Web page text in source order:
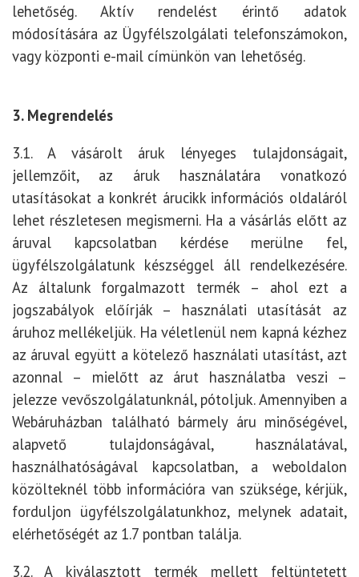
lehetőség. Aktív rendelést érintő adatok
módosítására az Ügyfélszolgálati telefonszámokon,
vagy központi e-mail címünkön van lehetőség.
3. Megrendelés
3.1. A vásárolt áruk lényeges tulajdonságait,
jellemzőit, az áruk használatára vonatkozó
utasításokat a konkrét árucikk információs oldaláról
lehet részletesen megismerni. Ha a vásárlás előtt az
áruval kapcsolatban kérdése merülne fel,
ügyfélszolgálatunk készséggel áll rendelkezésére.
Az általunk forgalmazott termék – ahol ezt a
jogszabályok előírják – használati utasítását az
áruhoz mellékeljük. Ha véletlenül nem kapná kézhez
az áruval együtt a kötelező használati utasítást, azt
azonnal – mielőtt az árut használatba veszi –
jelezze vevőszolgálatunknál, pótoljuk. Amennyiben a
Webáruházban található bármely áru minőségével,
alapvető tulajdonságával, használatával,
használhatóságával kapcsolatban, a weboldalon
közölteknél több információra van szüksége, kérjük,
forduljon ügyfélszolgálatunkhoz, melynek adatait,
elérhetőségét az 1.7 pontban találja.
3.2. A kiválasztott termék mellett feltüntetett